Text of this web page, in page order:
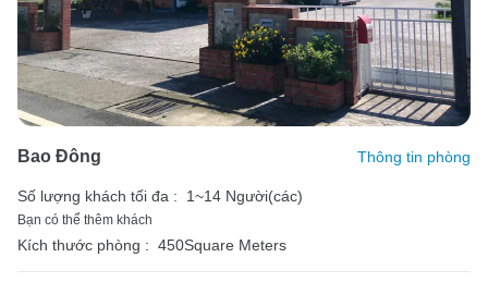
Bao Đông Thông tin phòng
Số lượng khách tối đa : 1~14 Người(các)
Bạn có thể thêm khách
Kích thước phòng : 450Square Meters